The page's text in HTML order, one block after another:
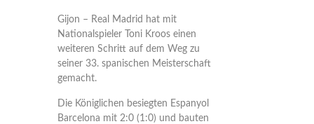
Gijon – Real Madrid hat mit
Nationalspieler Toni Kroos einen
weiteren Schritt auf dem Weg zu
seiner 33. spanischen Meisterschaft
gemacht.
Die Königlichen besiegten Espanyol
Barcelona mit 2:0 (1:0) und bauten